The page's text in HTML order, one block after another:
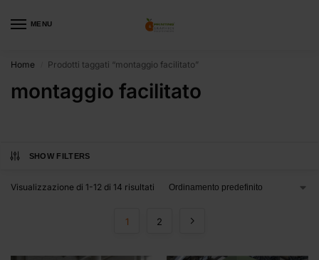
MENU
Home Prodotti taggati “montaggio facilitato”
montaggio facilitato
SHOW FILTERS
Visualizzazione di 1-12 di 14 risultati
1 2